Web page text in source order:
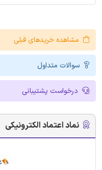
مشاهده خریدهای قبلی
سوالات متداول
درخواست پشتیبانی
نماد اعتماد الکترونیکی